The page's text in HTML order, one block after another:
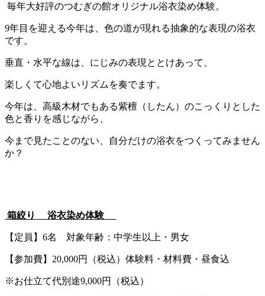
毎年大好評のつむぎの館オリジナル浴衣染め体験。
9年目を迎える今年は、色の道が現れる抽象的な表現の浴衣
です。
垂直・水平な線は、にじみの表現ととけあって、
楽しくて心地よいリズムを奏でます。
今年は、高級木材でもある紫檀（したん）のこっくりとした
色と香りを感じながら、
今まで見たことのない、自分だけの浴衣をつくってみません
か？
箱絞り 浴衣染め体験
【定員】6名 対象年齢：中学生以上・男女
【参加費】20,000円（税込）体験料・材料費・昼食込
※お仕立て代別途9,000円（税込）